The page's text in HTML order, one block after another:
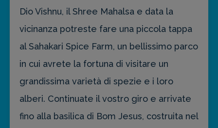
Dio Vishnu, il Shree Mahalsa e data la
vicinanza potreste fare una piccola tappa
al Sahakari Spice Farm, un bellissimo parco
in cui avrete la fortuna di visitare un
grandissima varietà di spezie e i loro
alberi. Continuate il vostro giro e arrivate
fino alla basilica di Bom Jesus, costruita nel